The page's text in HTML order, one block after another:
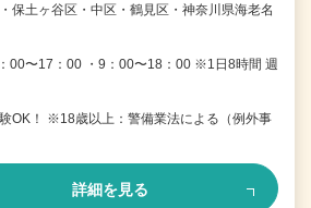
保土ヶ谷区・中区・鶴見区・神奈川県海老名
00〜17：00 ・9：00〜18：00 ※1日8時間 週
OK！ ※18歳以上：警備業法による（例外事
詳細を見る